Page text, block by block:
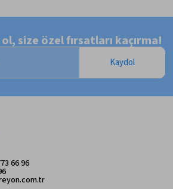
size özel fırsatları kaçırma!
Kaydol
66 96